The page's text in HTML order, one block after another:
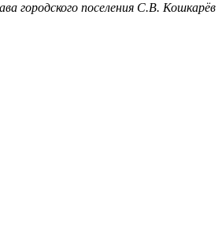
городского поселения С.В. Кошкарёв